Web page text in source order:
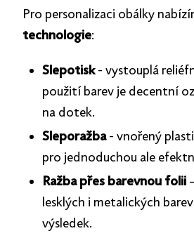
Pro personalizaci obálky
technologie:
Slepotisk- vystouplá
použití barev je decentní
na dotek.
Sleporažba- vnořený
pro jednoduchou ale
Ražba přes barevnou folii
lesklých i metalických
výsledek.